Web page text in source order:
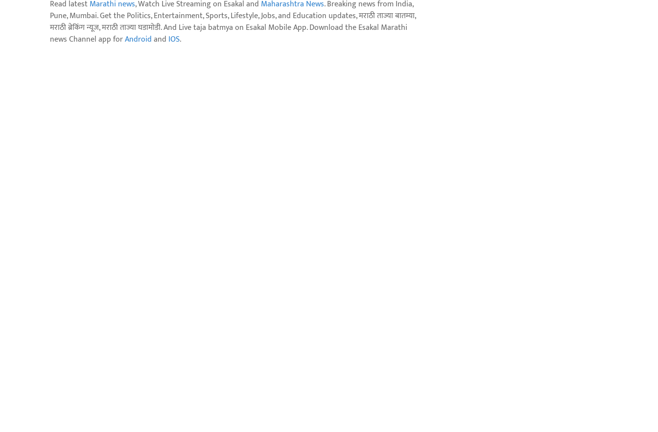
Read latestMarathi news, Watch Live Streaming on Esakal and Maharashtra News. Breaking news from India,
Pune, Mumbai. Get the Politics, Entertainment, Sports, Lifestyle, Jobs, and Education updates, मराठी ताज्या बातम्या,
मराठी ब्रेकिंग न्यूज, मराठी ताज्या घडामोडी. And Live taja batmya on Esakal Mobile App. Download the Esakal Marathi
news Channel app forAndroidand IOS.